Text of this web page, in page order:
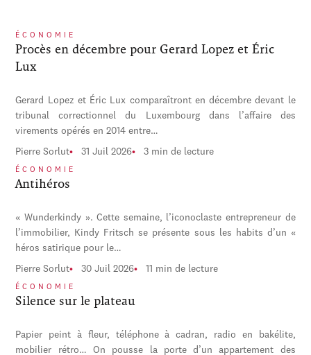
ÉCONOMIE
Procès en décembre pour Gerard Lopez et Éric
Lux
Gerard Lopez et Éric Lux comparaîtront en décembre devant le
tribunal correctionnel du Luxembourg dans l’affaire des
virements opérés en 2014 entre…
Pierre Sorlut 31 Juil 2026 3 min de lecture
ÉCONOMIE
Antihéros
« Wunderkindy ». Cette semaine, l’iconoclaste entrepreneur de
l’immobilier, Kindy Fritsch se présente sous les habits d’un «
héros satirique pour le…
Pierre Sorlut 30 Juil 2026 11 min de lecture
ÉCONOMIE
Silence sur le plateau
Papier peint à fleur, téléphone à cadran, radio en bakélite,
mobilier rétro… On pousse la porte d’un appartement des